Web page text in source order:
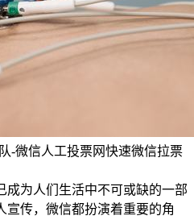
-微信人工投票网快速微信拉票
成为人们生活中不可或缺的一部
宣传，微信都扮演着重要的角